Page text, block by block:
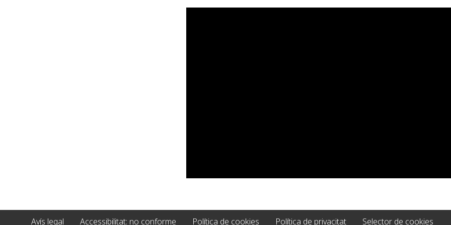
Avís legal Accessibilitat: no conforme Política de cookies Política de privacitat Selector de cookies